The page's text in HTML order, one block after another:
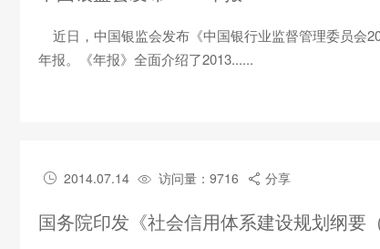
近日，中国银监会发布《中国银行业监督管理委员会
年报。《年报》全面介绍了2013......
 2014.07.14  访问量：9716  分享
国务院印发《社会信用体系建设规划纲要